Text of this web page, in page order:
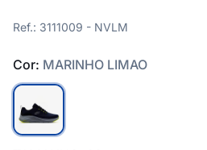
Ref.: 3111009 - NVLM
Cor: MARINHO LIMAO